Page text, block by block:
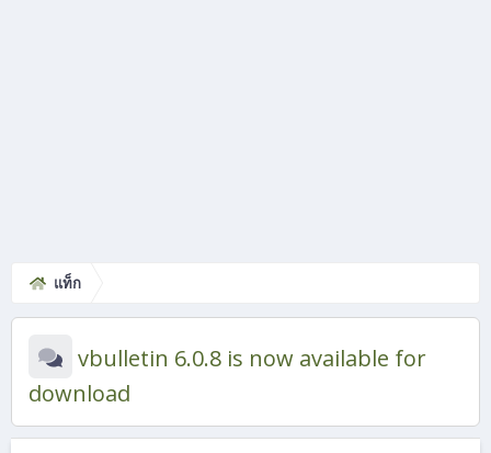
แท็ก
vbulletin 6.0.8 is now available for
download